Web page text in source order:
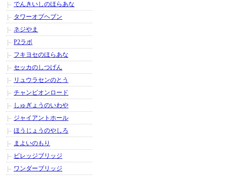
でんきいしのほらあな
タワーオブヘブン
ネジやま
P2ラボ
フキヨセのほらあな
セッカのしつげん
リュウラセンのとう
チャンピオンロード
しゅぎょうのいわや
ジャイアントホール
ほうじょうのやしろ
まよいのもり
ビレッジブリッジ
ワンダーブリッジ